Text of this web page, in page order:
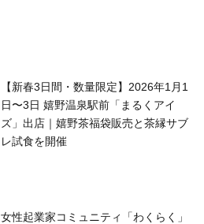
【新春3日間・数量限定】2026年1月1
日〜3日 嬉野温泉駅前「まるくアイ
ズ」出店｜嬉野茶福袋販売と茶縁サブ
レ試食を開催
女性起業家コミュニティ「わくらく」